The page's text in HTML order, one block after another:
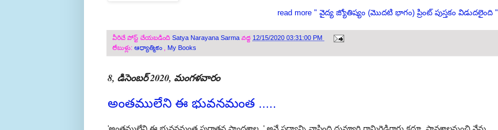
read more " వైద్య జ్యోతిష్యం (మొదటి భాగం) ప్రింట్ పుస్తకం విడుదలైంది "
వీరిచే పోస్ట్ చేయబడింది Satya Narayana Sarma వద్ద 12/15/2020 03:31:00 PM
లేబుళ్లు: ఆధ్యాత్మికం My Books
8, డిసెంబర్ 2020, మంగళవారం
అంతములేని ఈ భువనమంత .....